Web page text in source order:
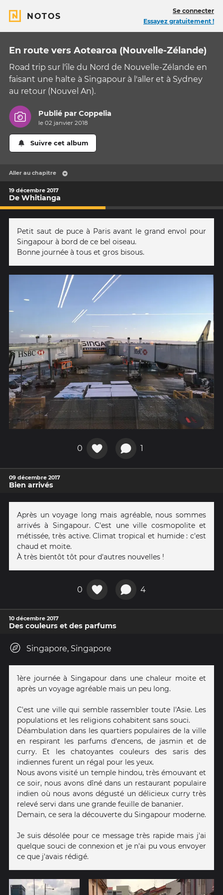
NOTOS
Se connecter
Essayez gratuitement !
En route vers Aotearoa (Nouvelle-Zélande)
Road trip sur l'île du Nord de Nouvelle-Zélande en
faisant une halte à Singapour à l'aller et à Sydney
au retour (Nouvel An).
Publié parCoppelia
le 02 janvier 2018
Suivre cet album
Aller au chapitre
19 décembre 2017
De Whitianga
Petit saut de puce à Paris avant le grand envol pour
Singapour à bord de ce bel oiseau.
Bonne journée à tous et gros bisous.
0 1
09 décembre 2017
Bien arrivés
Après un voyage long mais agréable, nous sommes
arrivés à Singapour. C'est une ville cosmopolite et
métissée, très active. Climat tropical et humide : c'est
chaud et moite.
À très bientôt tôt pour d'autres nouvelles !
0 4
10 décembre 2017
Des couleurs et des parfums
Singapore, Singapore
1ère journée à Singapour dans une chaleur moite et
après un voyage agréable mais un peu long.
C'est une ville qui semble rassembler toute l'Asie. Les
populations et les religions cohabitent sans souci.
Déambulation dans les quartiers populaires de la ville
en respirant les parfums d'encens, de jasmin et de
curry. Et les chatoyantes couleurs des saris des
indiennes furent un régal pour les yeux.
Nous avons visité un temple hindou, très émouvant et
ce soir, nous avons dîné dans un restaurant populaire
indien où nous avons dégusté un délicieux curry très
relevé servi dans une grande feuille de bananier.
Demain, ce sera la découverte du Singapour moderne.
Je suis désolée pour ce message très rapide mais j'ai
quelque souci de connexion et je n'ai pu vous envoyer
ce que j'avais rédigé.